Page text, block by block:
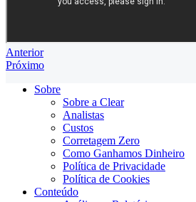
Anterior
Próximo
Sobre
Sobre a Clear
Analistas
Custos
Corretagem Zero
Como Ganhamos Dinheiro
Política de Privacidade
Política de Cookies
Conteúdo